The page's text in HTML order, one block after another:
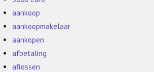
aankoop
aankoopmakelaar
aankopen
afbetaling
aflossen